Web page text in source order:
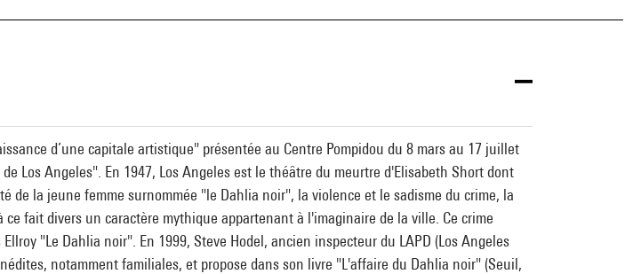
d’une capitale artistique" présentée au Centre Pompidou du 8 mars au 17 juillet
Los Angeles". En 1947, Los Angeles est le théâtre du meurtre d'Elisabeth Short dont
de la jeune femme surnommée "le Dahlia noir", la violence et le sadisme du crime, la
fait divers un caractère mythique appartenant à l'imaginaire de la ville. Ce crime
"Le Dahlia noir". En 1999, Steve Hodel, ancien inspecteur du LAPD (Los Angeles
notamment familiales, et propose dans son livre "L'affaire du Dahlia noir" (Seuil,